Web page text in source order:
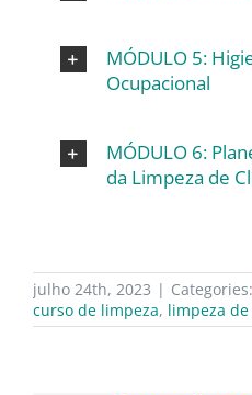
MÓDULO 5:
Ocupacional
MÓDULO 6:
da Limpeza de
julho 24th, 2023 | Categories:
curso de limpeza, limpeza